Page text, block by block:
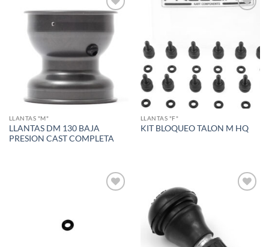
LLANTAS "M"
LLANTAS DM 130 BAJA
PRESION CAST COMPLETA
LLANTAS "F"
KIT BLOQUEO TALON M HQ